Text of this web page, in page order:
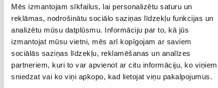
Mēs izmantojam sīkfailus, lai personalizētu saturu un
reklāmas, nodrošinātu sociālo saziņas līdzekļu funkcijas un
analizētu mūsu datplūsmu. Informāciju par to, kā jūs
izmantojat mūsu vietni, mēs arī kopīgojam ar saviem
sociālās saziņas līdzekļu, reklamēšanas un analīzes
partneriem, kuri to var apvienot ar citu informāciju, ko viņiem
sniedzat vai ko viņi apkopo, kad lietojat viņu pakalpojumus.
OLBALTUMVIELAS
34
OLBALTUMVIELU
VEIDS:
Putnu gaļa
METABOLISKĀ
ENERĢIJA (KCAL/KG):
3574